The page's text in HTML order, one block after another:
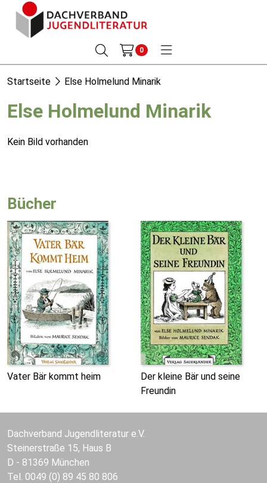
0
Startseite Else Holmelund Minarik
Else Holmelund Minarik
Kein Bild vorhanden
Bücher
Vater Bär kommt heim
Der kleine Bär und seine
Freundin
Dachverband Jugendliteratur e.V.
Steinerstraße 15, Haus B
D - 81369 München
Tel. 0049 (0) 89 45 80 806